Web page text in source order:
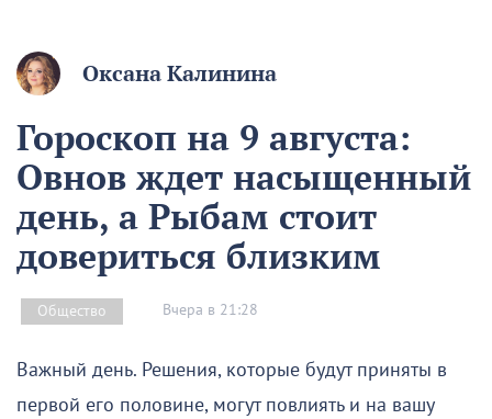
Оксана Калинина
Гороскоп на 9 августа:
Овнов ждет насыщенный
день, а Рыбам стоит
довериться близким
Общество Вчера в 21:28
Важный день. Решения, которые будут приняты в
первой его половине, могут повлиять и на вашу